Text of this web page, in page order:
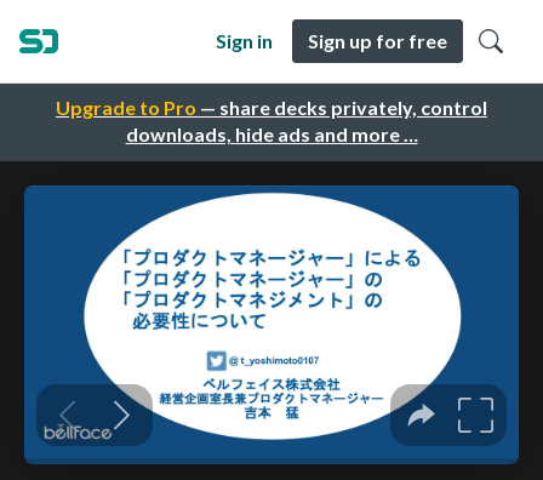
Upgrade to Pro — share decks privately, control
downloads, hide ads and more …
Sign in Sign up for free